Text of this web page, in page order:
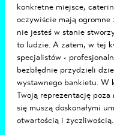
konkretne miejsce,
oczywiście mają
nie jesteś w stanie
to ludzie. A zatem, w tej
specjalistów -
bezbłędnie przydzieli
wystawnego bankietu. W
Twoją reprezentację
się muszą doskonałymi
otwartością i życzliwością.